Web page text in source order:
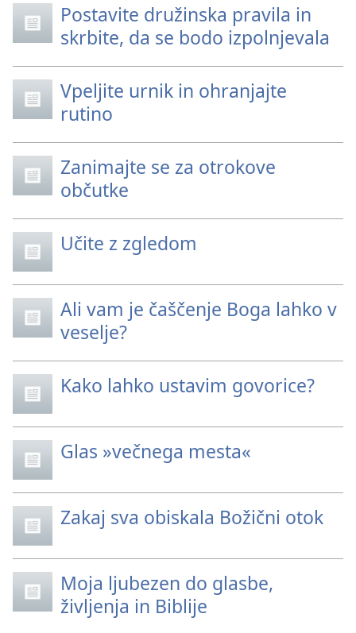
Postavite družinska pravila in
skrbite, da se bodo izpolnjevala
Vpeljite urnik in ohranjajte
rutino
Zanimajte se za otrokove
občutke
Učite z zgledom
Ali vam je čaščenje Boga lahko v
veselje?
Kako lahko ustavim govorice?
Glas »večnega mesta«
Zakaj sva obiskala Božični otok
Moja ljubezen do glasbe,
življenja in Biblije